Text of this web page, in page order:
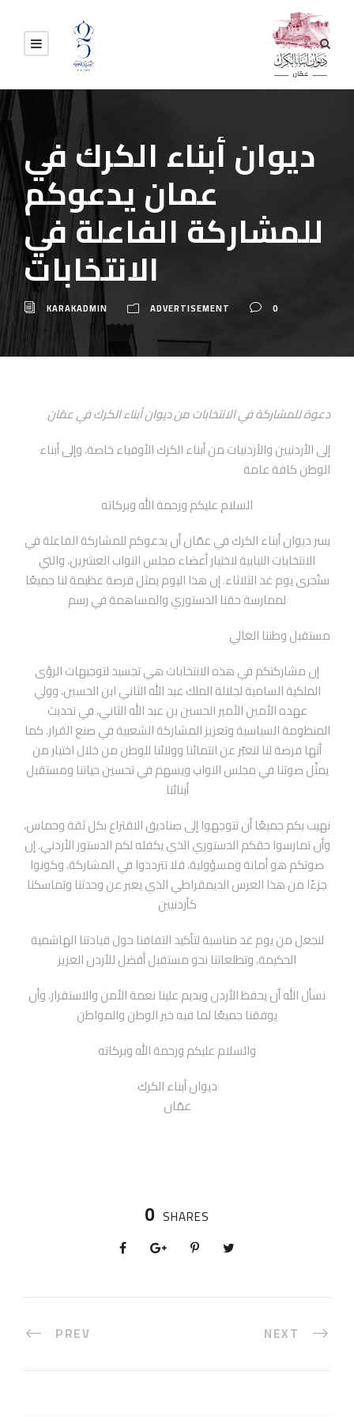
ديوان أبناء الكرك في
عمان يدعوكم
للمشاركة الفاعلة في
الانتخابات
KARAKADMIN ADVERTISEMENT 0
دعوة للمشاركة في الانتخابات من ديوان أبناء الكرك في عمّان
إلى الأردنيين والأردنيات من أبناء الكرك الأوفياء خاصة، وإلى أبناء
الوطن كافة عامة
السلام عليكم ورحمة الله وبركاته
يسر ديوان أبناء الكرك في عمّان أن يدعوكم للمشاركة الفاعلة في
الانتخابات النيابية لاختيار أعضاء مجلس النواب العشرين، والتي
ستُجرى يوم غد الثلاثاء. إن هذا اليوم يمثل فرصة عظيمة لنا جميعًا
لممارسة حقنا الدستوري والمساهمة في رسم
مستقبل وطننا الغالي
إن مشاركتكم في هذه الانتخابات هي تجسيد لتوجيهات الرؤى
الملكية السامية لجلالة الملك عبد الله الثاني ابن الحسين، وولي
عهده الأمين الأمير الحسين بن عبد الله الثاني، في تحديث
المنظومة السياسية وتعزيز المشاركة الشعبية في صنع القرار. كما
أنها فرصة لنا لنعبّر عن انتمائنا وولائنا للوطن من خلال اختيار من
يمثّل صوتنا في مجلس النواب ويسهم في تحسين حياتنا ومستقبل
أبنائنا
نهيب بكم جميعًا أن تتوجهوا إلى صناديق الاقتراع بكل ثقة وحماس،
وأن تمارسوا حقكم الدستوري الذي يكفله لكم الدستور الأردني. إن
صوتكم هو أمانة ومسؤولية، فلا تترددوا في المشاركة، وكونوا
جزءًا من هذا العرس الديمقراطي الذي يعبر عن وحدتنا وتماسكنا
كأردنيين
لنجعل من يوم غد مناسبة لتأكيد التفافنا حول قيادتنا الهاشمية
الحكيمة، وتطلعاتنا نحو مستقبل أفضل للأردن العزيز
نسأل الله أن يحفظ الأردن ويديم علينا نعمة الأمن والاستقرار، وأن
يوفقنا جميعًا لما فيه خير الوطن والمواطن
والسلام عليكم ورحمة الله وبركاته
ديوان أبناء الكرك
عمّان
0 SHARES
PREV NEXT